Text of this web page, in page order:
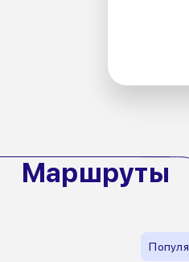
Маршруты